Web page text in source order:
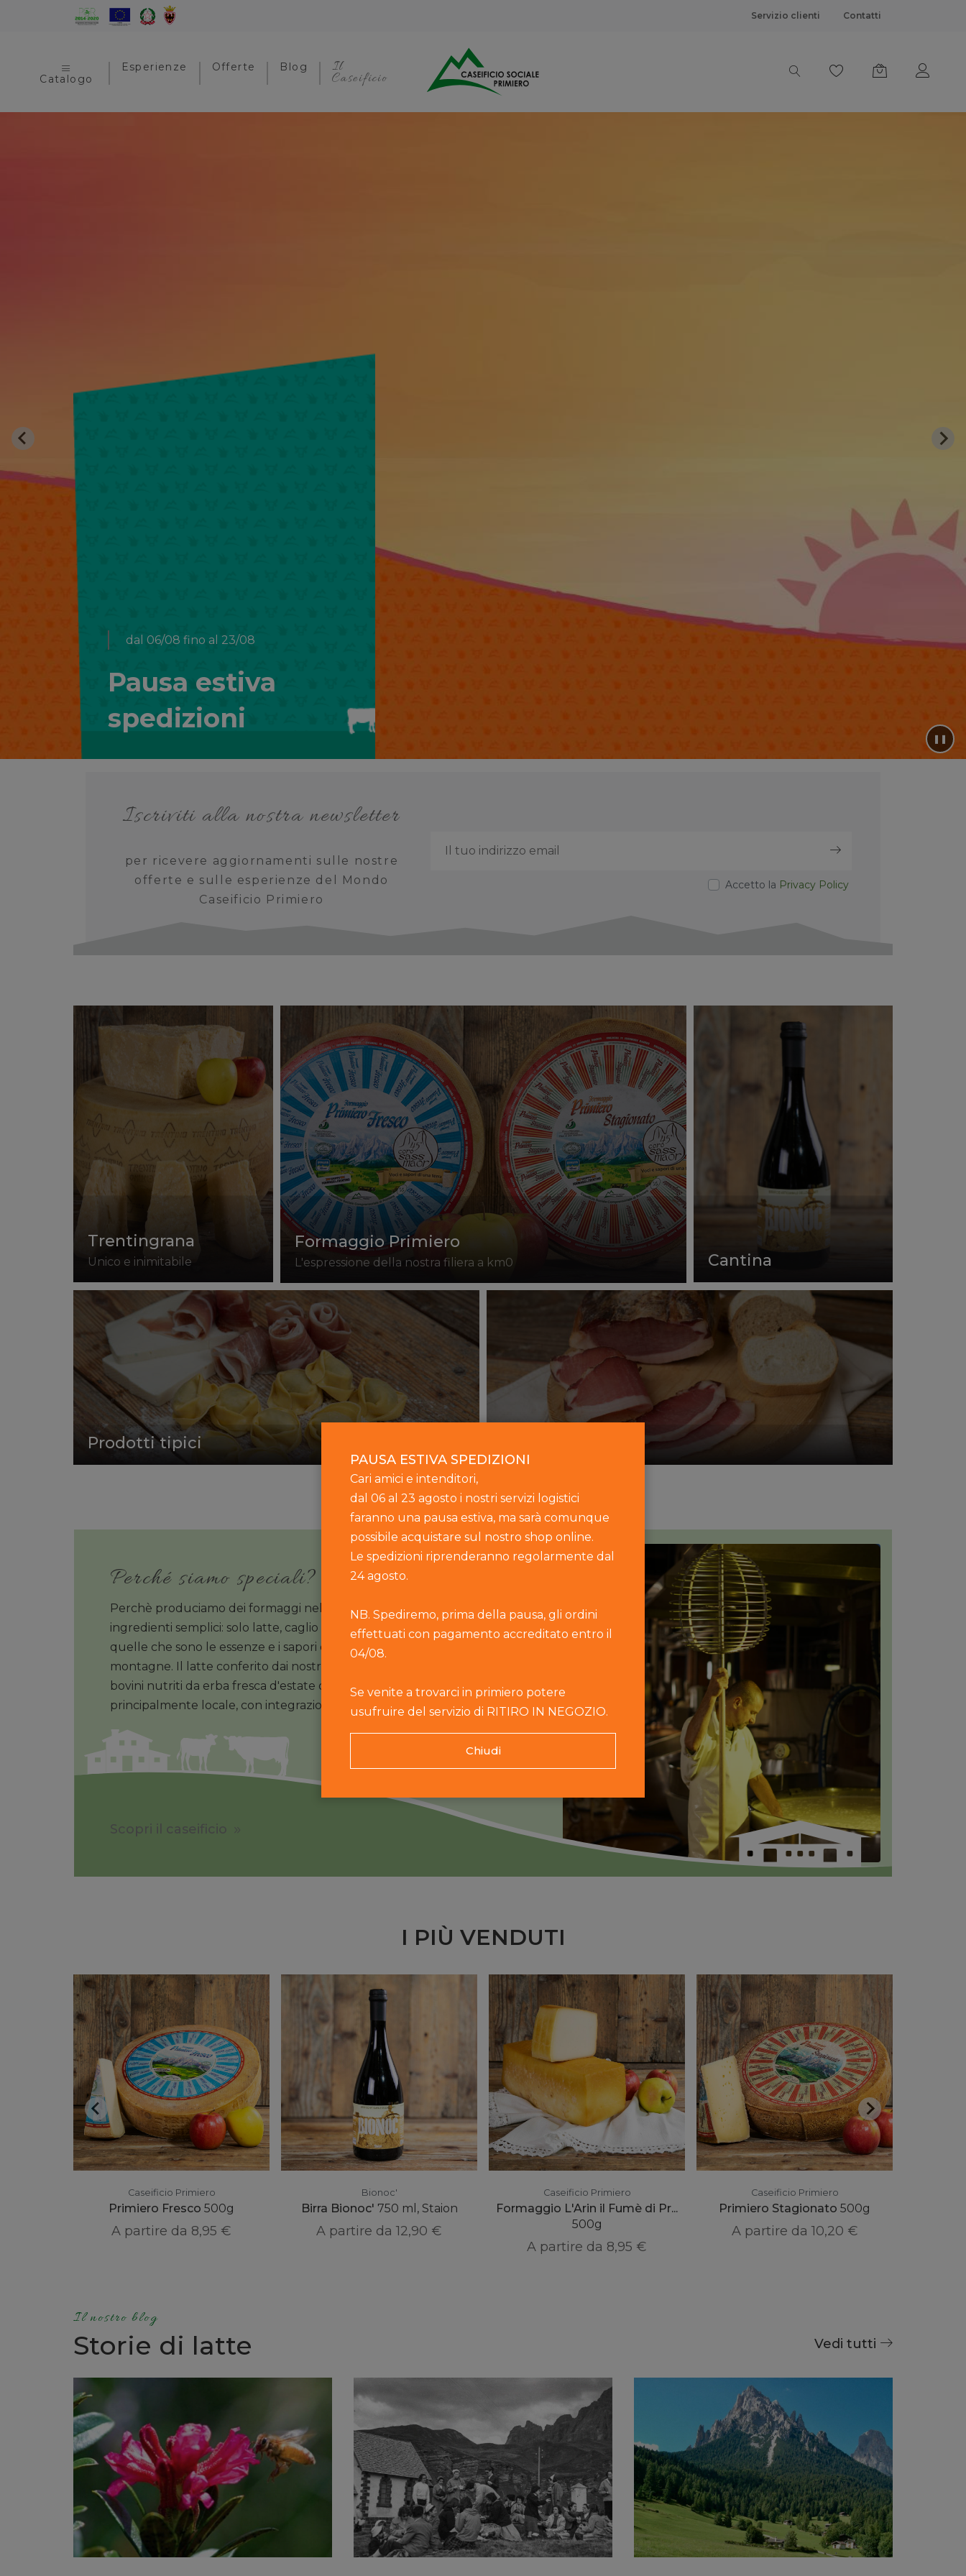
Servizio clienti Contatti
Catalogo
Esperienze Offerte Blog Il
Caseificio
I nostri EVENTI
Scopri ora
❚❚
Iscriviti alla nostra newsletter
per ricevere aggiornamenti sulle nostre
offerte e sulle esperienze del Mondo
Caseificio Primiero
Accetto la Privacy Policy
Trentingrana
Unico e inimitabile
Formaggio Primiero
L'espressione della nostra filiera a km0 Cantina
Prodotti tipici
Perché siamo speciali?
Perchè produciamo dei formaggi nel rispetto della tradizione, fatti con
ingredienti semplici: solo latte, caglio e sale, ma che contengono tutte
quelle che sono le essenze e i sapori della nostra valle e delle nostre
montagne. Il latte conferito dai nostri soci allevatori è ottenuto da
bovini nutriti da erba fresca d'estate o da foraggi di provenienza
principalmente locale, con integrazioni di mangimi OGM FREE.
Scopri il caseificio
I PIÙ VENDUTI
Caseificio Primiero
Primiero Fresco 500g
A partire da 8,95 €
Bionoc'
Birra Bionoc' 750 ml, Staion
A partire da 12,90 €
Caseificio Primiero
Formaggio L'Arin il Fumè di Pr...
500g
A partire da 8,95 €
Caseificio Primiero
Primiero Stagionato 500g
A partire da 10,20 €
Il nostro blog
Storie di latte Vedi tutti
PAUSA ESTIVA SPEDIZIONI
Cari amici e intenditori,
dal 06 al 23 agosto i nostri servizi logistici
faranno una pausa estiva, ma sarà comunque
possibile acquistare sul nostro shop online.
Le spedizioni riprenderanno regolarmente dal
24 agosto.
NB. Spediremo, prima della pausa, gli ordini
effettuati con pagamento accreditato entro il
04/08.
Se venite a trovarci in primiero potere
usufruire del servizio di RITIRO IN NEGOZIO.
Chiudi